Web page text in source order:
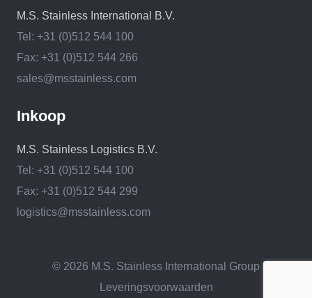
M.S. Stainless International B.V.
Tel: +31 (0)512 544 100
Fax: +31 (0)512 544 266
sales@msstainless.com
Inkoop
M.S. Stainless Logistics B.V.
Tel: +31 (0)512 544 100
Fax: +31 (0)512 544 299
logistics@msstainless.com
© 2026 M.S. Stainless International Group
Leveringsvoorwaarden